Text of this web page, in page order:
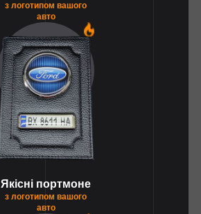
з логотипом вашого
авто
Якісні портмоне
з логотипом вашого
авто